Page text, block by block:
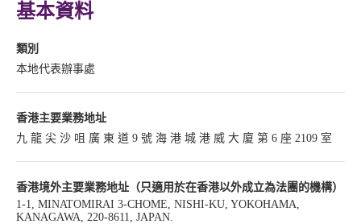
基本資料
類別
本地代表辦事處
香港主要業務地址
九 龍 尖 沙 咀 廣 東 道 9 號 海 港 城 港 威 大 廈 第 6 座 2109 室
香港境外主要業務地址（只適用於在香港以外成立為法團的機構）
1-1, MINATOMIRAI 3-CHOME, NISHI-KU, YOKOHAMA,
KANAGAWA, 220-8611, JAPAN.